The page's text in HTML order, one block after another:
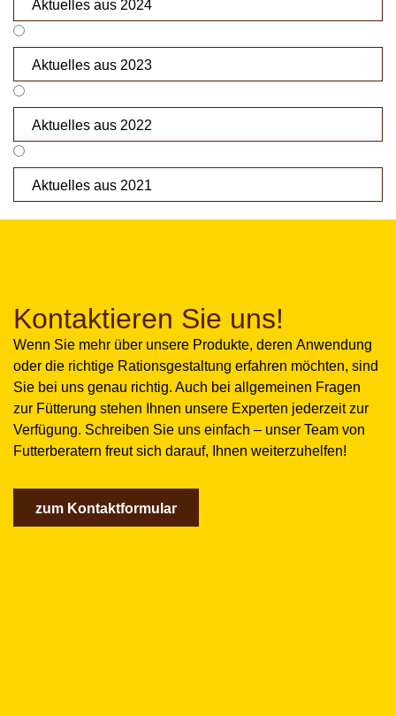
Aktuelles aus 2024
Aktuelles aus 2023
Aktuelles aus 2022
Aktuelles aus 2021
Kontaktieren Sie uns!
Wenn Sie mehr über unsere Produkte, deren Anwendung
oder die richtige Rationsgestaltung erfahren möchten, sind
Sie bei uns genau richtig. Auch bei allgemeinen Fragen
zur Fütterung stehen Ihnen unsere Experten jederzeit zur
Verfügung. Schreiben Sie uns einfach – unser Team von
Futterberatern freut sich darauf, Ihnen weiterzuhelfen!
zum Kontaktformular